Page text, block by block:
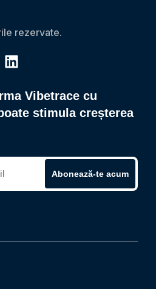
rezervate.
Vibetrace cu
stimula creșterea
Abonează-te acum